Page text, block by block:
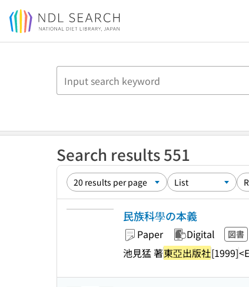
Jump to main content
Search results 551
民族科學の本義
Paper Digital 図書
池見猛 著東亞出版社[1999]